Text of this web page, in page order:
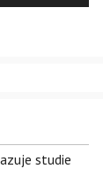
studie